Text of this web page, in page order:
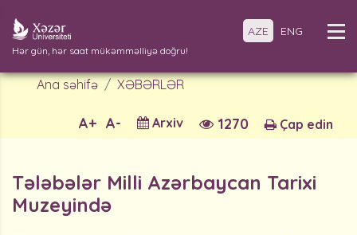
Hər gün, hər saat mükəmməlliyə doğru!
AZE ENG
Ana səhifə XƏBƏRLƏR
Çap edin
1270
Arxiv
A-
A+
Tələbələr Milli Azərbaycan Tarixi
Muzeyində